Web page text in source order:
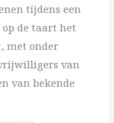
tijdens een
de taart het
met onder
van
van bekende